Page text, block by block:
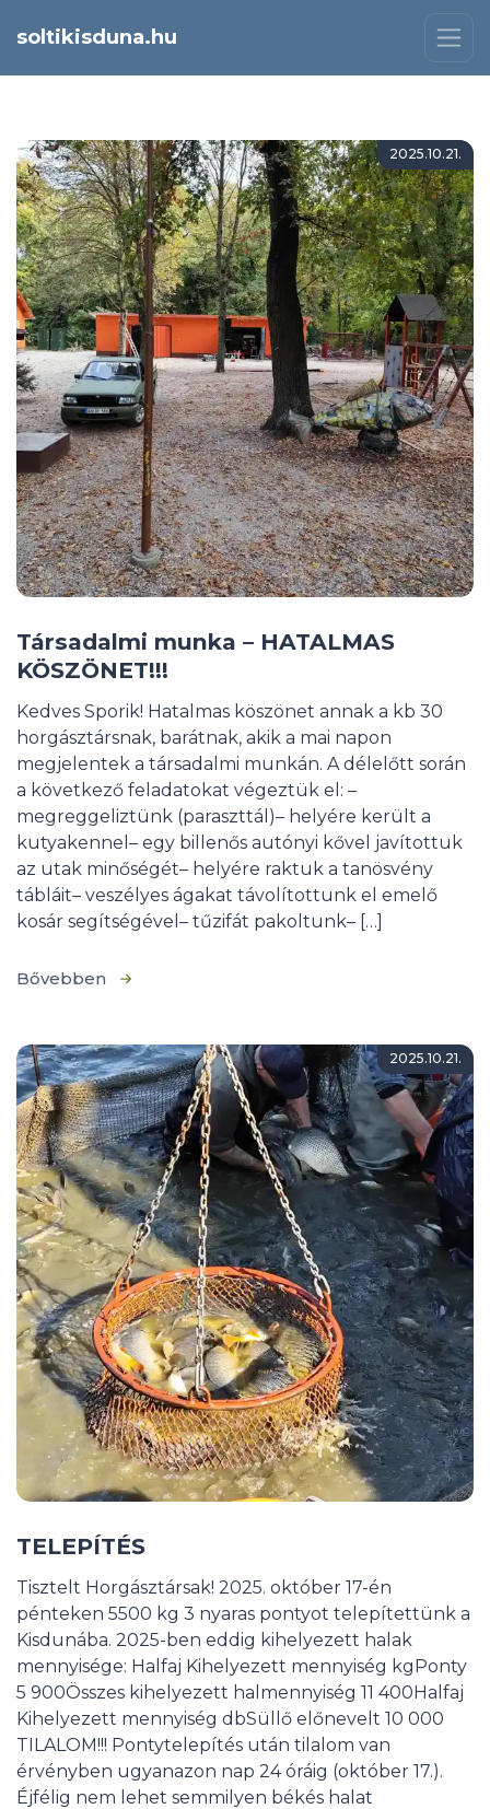
soltikisduna.hu
2025.10.21.
Társadalmi munka – HATALMAS
KÖSZÖNET!!!
Kedves Sporik! Hatalmas köszönet annak a kb 30
horgásztársnak, barátnak, akik a mai napon
megjelentek a társadalmi munkán. A délelőtt során
a következő feladatokat végeztük el: –
megreggeliztünk (paraszttál)– helyére került a
kutyakennel– egy billenős autónyi kővel javítottuk
az utak minőségét– helyére raktuk a tanösvény
tábláit– veszélyes ágakat távolítottunk el emelő
kosár segítségével– tűzifát pakoltunk– […]
Bővebben
2025.10.21.
TELEPÍTÉS
Tisztelt Horgásztársak! 2025. október 17-én
pénteken 5500 kg 3 nyaras pontyot telepítettünk a
Kisdunába. 2025-ben eddig kihelyezett halak
mennyisége: Halfaj Kihelyezett mennyiség kgPonty
5 900Összes kihelyezett halmennyiség 11 400Halfaj
Kihelyezett mennyiség dbSüllő előnevelt 10 000
TILALOM!!! Pontytelepítés után tilalom van
érvényben ugyanazon nap 24 óráig (október 17.).
Éjfélig nem lehet semmilyen békés halat